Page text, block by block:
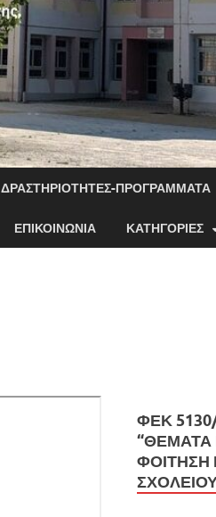
ΔΡΑΣΤΗΡΙΌΤΗΤΕΣ-ΠΡΟΓΡΆΜΜΑΤΑ
ΕΠΙΚΟΙΝΩΝΊΑ ΚΑΤΗΓΟΡΙΕΣ
ΦΕΚ
“ΘΕΜΑΤΑ
ΦΟΙΤΗΣΗ